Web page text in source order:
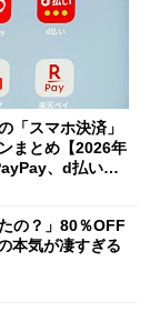
「スマホ決済」
まとめ【2026年
、d払い、a
の？」80％OFF
本気が凄すぎる